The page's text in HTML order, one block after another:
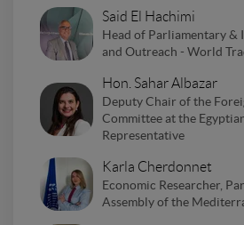
Said El Hachimi
Head of Parliamentary &
and Outreach - World
Hon. Sahar Albazar
Deputy Chair of the
Committee at the
Representative
Karla Cherdonnet
Economic Researcher,
Assembly of the